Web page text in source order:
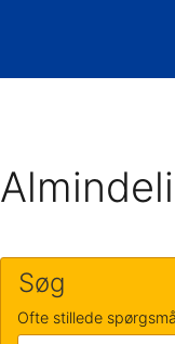
Søg
Ofte stillede